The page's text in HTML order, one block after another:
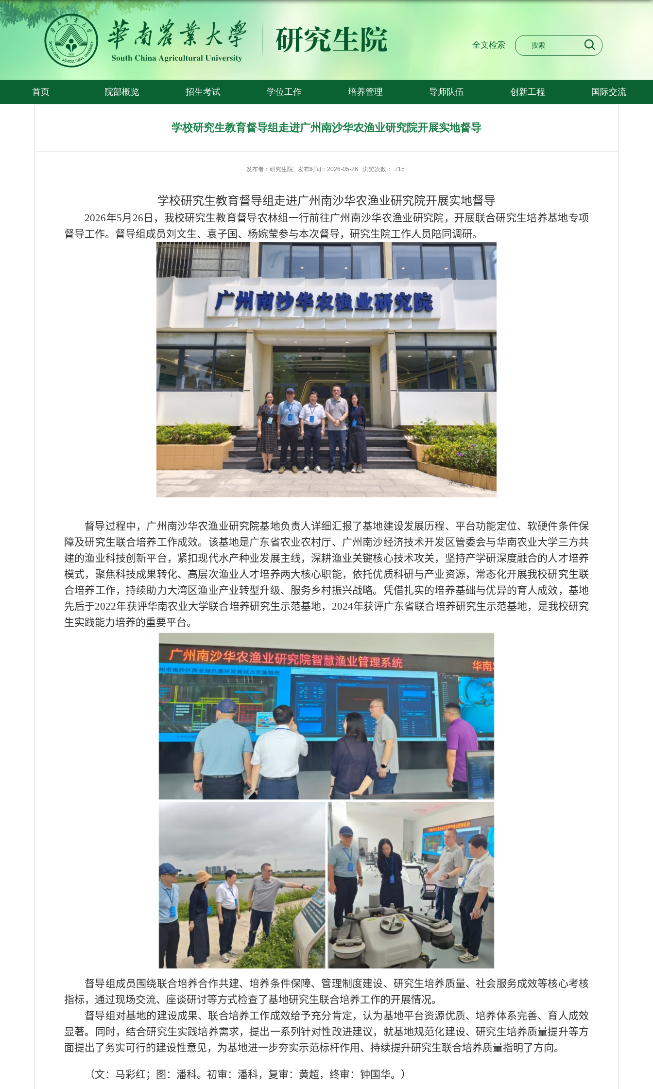
全文检索
首页 院部概览 招生考试 学位工作 培养管理 导师队伍 创新工程 国际交流
学校研究生教育督导组走进广州南沙华农渔业研究院开展实地督导
发布者：研究生院 发布时间：2026-05-26 浏览次数： 715
学校研究生教育督导组走进广州南沙华农渔业研究院开展实地督导
2026年5月 26 日，我校研究生教育督导农林组一行前往广州南沙华农渔业研究院，开展联合研究生培养基地专项
督导工作。督导组成员刘文生、袁子国、杨婉莹参与本次督导，研究生院工作人员陪同调研。
督导过程中，广州南沙华农渔业研究院基地负责人详细汇报了基地建设发展历程、平台功能定位、软硬件条件保
障及研究生联合培养工作成效。该基地是广东省农业农村厅、广州南沙经济技术开发区管委会与华南农业大学三方共
建的渔业科技创新平台，紧扣现代水产种业发展主线，深耕渔业关键核心技术攻关，坚持产学研深度融合的人才培养
模式，聚焦科技成果转化、高层次渔业人才培养两大核心职能，依托优质科研与产业资源，常态化开展我校研究生联
合培养工作，持续助力大湾区渔业产业转型升级、服务乡村振兴战略。凭借扎实的培养基础与优异的育人成效，基地
先后于2022年获评华南农业大学联合培养研究生示范基地， 2024年获评广东省联合培养研究生示范基地，是我校研究
生实践能力培养的重要平台。
督导组成员围绕联合培养合作共建、培养条件保障、管理制度建设、研究生培养质量、社会服务成效等核心考核
指标，通过现场交流、座谈研讨等方式检查了基地研究生联合培养工作的开展情况。
督导组对基地的建设成果、联合培养工作成效给予充分肯定，认为基地平台资源优质、培养体系完善、育人成效
显著。同时，结合研究生实践培养需求，提出一系列针对性改进建议，就基地规范化建设、研究生培养质量提升等方
面提出了务实可行的建设性意见，为基地进一步夯实示范标杆作用、持续提升研究生联合培养质量指明了方向。
（文：马彩红；图：潘科。初审：潘科，复审：黄超，终审：钟国华。）